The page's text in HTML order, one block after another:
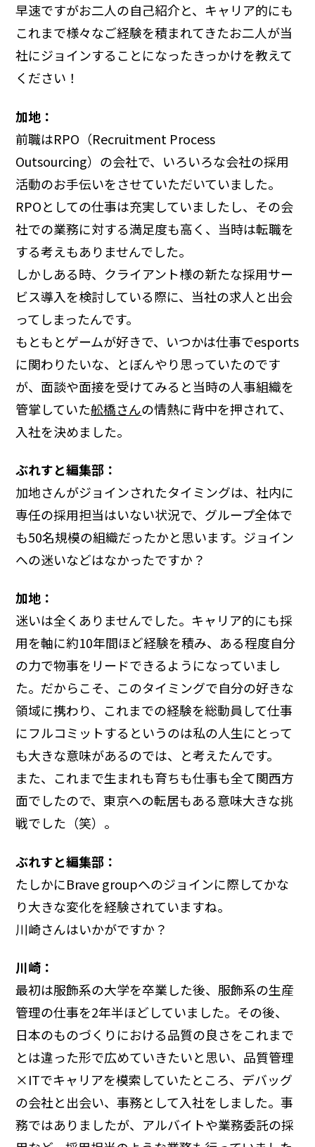
早速ですがお二人の自己紹介と、キャリア的にも
これまで様々なご経験を積まれてきたお二人が当
社にジョインすることになったきっかけを教えて
ください！
加地：
前職はRPO（Recruitment Process
Outsourcing）の会社で、いろいろな会社の採用
活動のお手伝いをさせていただいていました。
RPOとしての仕事は充実していましたし、その会
社での業務に対する満足度も高く、当時は転職を
する考えもありませんでした。
しかしある時、クライアント様の新たな採用サー
ビス導入を検討している際に、当社の求人と出会
ってしまったんです。
もともとゲームが好きで、いつかは仕事でesports
に関わりたいな、とぼんやり思っていたのです
が、面談や面接を受けてみると当時の人事組織を
管掌していた舩橋さんの情熱に背中を押されて、
入社を決めました。
ぶれすと編集部：
加地さんがジョインされたタイミングは、社内に
専任の採用担当はいない状況で、グループ全体で
も50名規模の組織だったかと思います。ジョイン
への迷いなどはなかったですか？
加地：
迷いは全くありませんでした。キャリア的にも採
用を軸に約10年間ほど経験を積み、ある程度自分
の力で物事をリードできるようになっていまし
た。だからこそ、このタイミングで自分の好きな
領域に携わり、これまでの経験を総動員して仕事
にフルコミットするというのは私の人生にとって
も大きな意味があるのでは、と考えたんです。
また、これまで生まれも育ちも仕事も全て関西方
面でしたので、東京への転居もある意味大きな挑
戦でした（笑）。
ぶれすと編集部：
たしかにBrave groupへのジョインに際してかな
り大きな変化を経験されていますね。
川崎さんはいかがですか？
川崎：
最初は服飾系の大学を卒業した後、服飾系の生産
管理の仕事を2年半ほどしていました。その後、
日本のものづくりにおける品質の良さをこれまで
とは違った形で広めていきたいと思い、品質管理
×ITでキャリアを模索していたところ、デバッグ
の会社と出会い、事務として入社をしました。事
務ではありましたが、アルバイトや業務委託の採